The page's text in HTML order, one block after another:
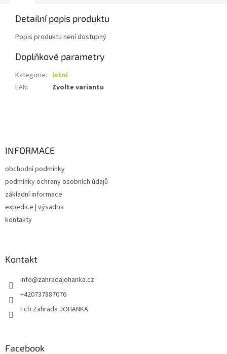
Detailní popis produktu
Popis produktu není dostupný
Doplňkové parametry
Kategorie: letní
EAN: Zvolte variantu
INFORMACE
obchodní podmínky
podmínky ochrany osobních údajů
základní informace
expedice | výsadba
kontakty
Kontakt
info@zahradajohanka.cz
+420737887076
Fcb Zahrada JOHANKA
Facebook